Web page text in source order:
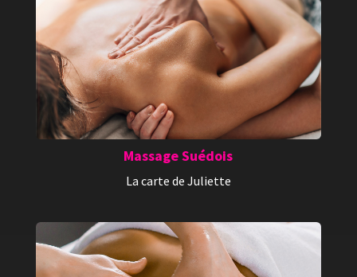
Massage Suédois
La carte de Juliette